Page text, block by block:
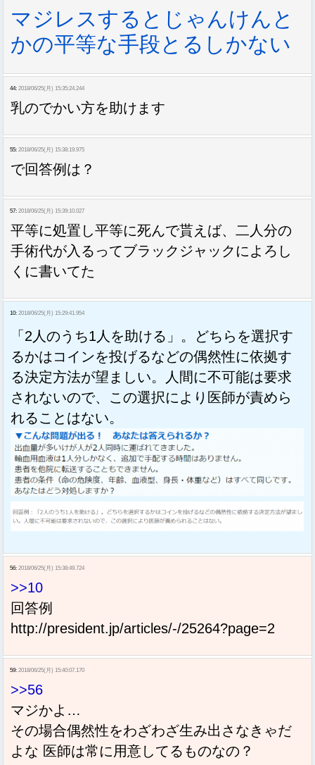
マジレスするとじゃんけんと
かの平等な手段とるしかない
44: 2018/06/25(月) 15:35:24.244
乳のでかい方を助けます
55: 2018/06/25(月) 15:38:19.975
で回答例は？
57: 2018/06/25(月) 15:39:10.027
平等に処置し平等に死んで貰えば、二人分の
手術代が入るってブラックジャックによろし
くに書いてた
10: 2018/06/25(月) 15:29:41.954
「2人のうち1人を助ける」。どちらを選択す
るかはコインを投げるなどの偶然性に依拠す
る決定方法が望ましい。人間に不可能は要求
されないので、この選択により医師が責めら
れることはない。
56: 2018/06/25(月) 15:38:49.724
>>10
回答例
http://president.jp/articles/-/25264?page=2
59: 2018/06/25(月) 15:40:07.170
>>56
マジかよ…
その場合偶然性をわざわざ生み出さなきゃだ
よな 医師は常に用意してるものなの？